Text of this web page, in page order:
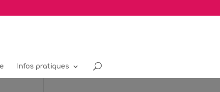
Infos pratiques